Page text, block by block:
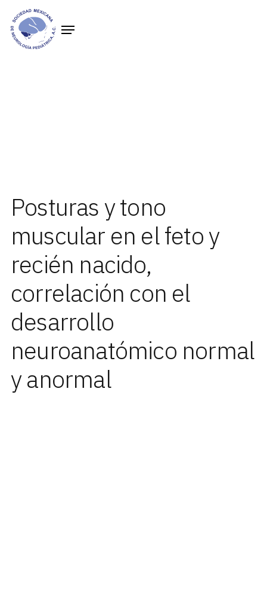
Posturas y tono
muscular en el feto y
recién nacido,
correlación con el
desarrollo
neuroanatómico normal
y anormal